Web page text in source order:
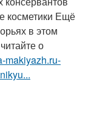
косметики Ещё
в этом
о
makiyazh.ru-